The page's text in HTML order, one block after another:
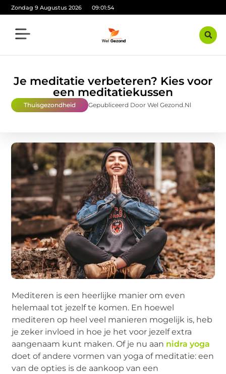
Zondag 9 Augustus 2026 09:01:55
Je meditatie verbeteren? Kies voor
een meditatiekussen
Thuisgezondheid Gepubliceerd Door Wel Gezond.nl
Mediteren is een heerlijke manier om even
helemaal tot jezelf te komen. En hoewel
mediteren op heel veel manieren mogelijk is, heb
je zeker invloed in hoe je het voor jezelf extra
aangenaam kunt maken. Of je nu aan nidra yoga
doet of andere vormen van yoga of meditatie: een
van de opties is de aankoop van een